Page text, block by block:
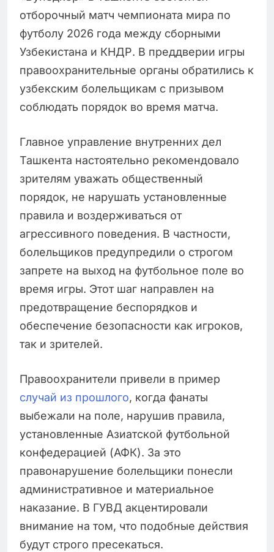
отборочный матч чемпионата мира по
футболу 2026 года между сборными
Узбекистана и КНДР. В преддверии игры
правоохранительные органы обратились к
узбекским болельщикам с призывом
соблюдать порядок во время матча.
Главное управление внутренних дел
Ташкента настоятельно рекомендовало
зрителям уважать общественный
порядок, не нарушать установленные
правила и воздерживаться от
агрессивного поведения. В частности,
болельщиков предупредили о строгом
запрете на выход на футбольное поле во
время игры. Этот шаг направлен на
предотвращение беспорядков и
обеспечение безопасности как игроков,
так и зрителей.
Правоохранители привели в пример
случай из прошлого, когда фанаты
выбежали на поле, нарушив правила,
установленные Азиатской футбольной
конфедерацией (АФК). За это
правонарушение болельщики понесли
административное и материальное
наказание. В ГУВД акцентировали
внимание на том, что подобные действия
будут строго пресекаться.